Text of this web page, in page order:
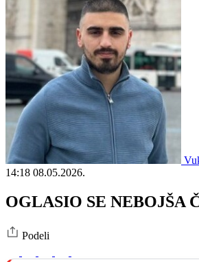
14:18 08.05.2026.
OGLASIO SE NEBOJŠA
Podeli